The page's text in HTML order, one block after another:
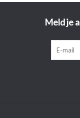
Meld je